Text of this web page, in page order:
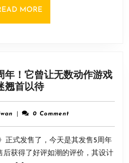
中
线
MORE
年！它曾让无数动作游戏
翘首以待《鬼
泣
5》
售
5
周
aiwan 0 Comment
正式发售了，今天是其发售5周年
后获得了好评如潮的评价，其设计